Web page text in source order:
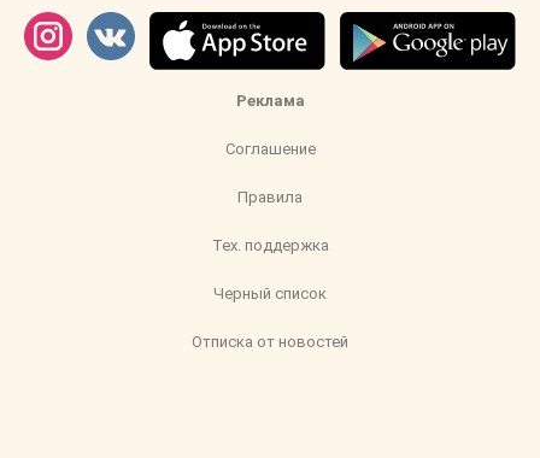
Реклама
Соглашение
Правила
Тех. поддержка
Черный список
Отписка от новостей